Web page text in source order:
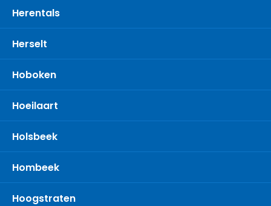
Herentals
Herselt
Hoboken
Hoeilaart
Holsbeek
Hombeek
Hoogstraten